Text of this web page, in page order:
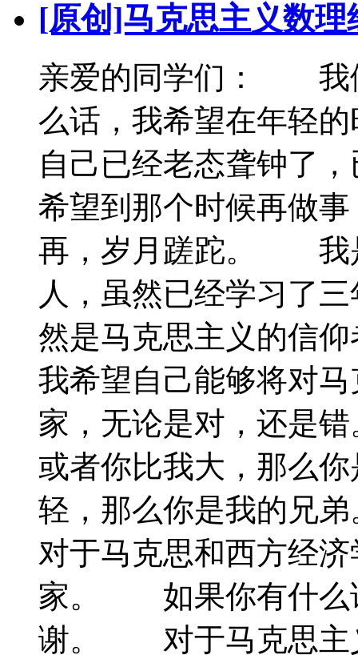
[原创]马克思主义数理
亲爱的同学们： 我
么话，我希望在年轻
自己已经老态聋钟了
希望到那个时候再做
再，岁月蹉跎。 我
人，虽然已经学习了
然是马克思主义的信
我希望自己能够将对
家，无论是对，还是
或者你比我大，那么
轻，那么你是我的兄
对于马克思和西方经
家。 如果你有什么
谢。 对于马克思主